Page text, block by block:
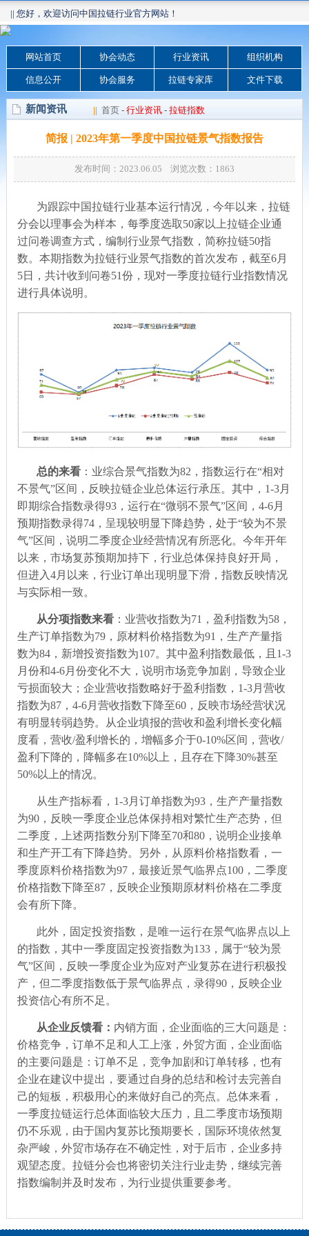
|| 您好，欢迎访问中国拉链行业官方网站！
网站首页 协会动态 行业资讯 组织机构
信息公开 协会服务 拉链专家库 文件下载
新闻资讯 || 首页- 行业资讯- 拉链指数
简报 | 2023年第一季度中国拉链景气指数报告
发布时间：2023.06.05 浏览次数： 1863
为跟踪中国拉链行业基本运行情况，今年以来，拉链
分会以理事会为样本，每季度选取50家以上拉链企业通
过问卷调查方式，编制行业景气指数，简称拉链50指
数。本期指数为拉链行业景气指数的首次发布，截至6月
5日，共计收到问卷51份，现对一季度拉链行业指数情况
进行具体说明。
总的来看：业综合景气指数为82 ，指数运行在“相对
不景气”区间，反映拉链企业总体运行承压。其中， 1-3月
即期综合指数录得93，运行在“微弱不景气”区间， 4-6月
预期指数录得74，呈现较明显下降趋势，处于“较为不景
气”区间，说明二季度企业经营情况有所恶化。今年开年
以来，市场复苏预期加持下，行业总体保持良好开局，
但进入4月以来，行业订单出现明显下滑，指数反映情况
与实际相一致。
从分项指数来看：业营收指数为71 ，盈利指数为58，
生产订单指数为79，原材料价格指数为91 ，生产产量指
数为84，新增投资指数为107。其中盈利指数最低，且 1-3
月份和4-6月份变化不大，说明市场竞争加剧，导致企业
亏损面较大；企业营收指数略好于盈利指数， 1-3月营收
指数为87， 4-6月营收指数下降至60，反映市场经营状况
有明显转弱趋势。从企业填报的营收和盈利增长变化幅
度看，营收/盈利增长的，增幅多介于0-10%区间，营收/
盈利下降的，降幅多在10%以上，且存在下降30%甚至
50%以上的情况。
从生产指标看， 1-3月订单指数为93，生产产量指数
为90，反映一季度企业总体保持相对繁忙生产态势，但
二季度，上述两指数分别下降至70和80，说明企业接单
和生产开工有下降趋势。另外，从原料价格指数看，一
季度原料价格指数为97，最接近景气临界点100，二季度
价格指数下降至87，反映企业预期原材料价格在二季度
会有所下降。
此外，固定投资指数，是唯一运行在景气临界点以上
的指数，其中一季度固定投资指数为133，属于“较为景
气”区间，反映一季度企业为应对产业复苏在进行积极投
产，但二季度指数低于景气临界点，录得90，反映企业
投资信心有所不足。
从企业反馈看： 内销方面，企业面临的三大问题是：
价格竞争，订单不足和人工上涨，外贸方面，企业面临
的主要问题是：订单不足，竞争加剧和订单转移，也有
企业在建议中提出，要通过自身的总结和检讨去完善自
己的短板，积极用心的来做好自己的亮点。总体来看，
一季度拉链运行总体面临较大压力，且二季度市场预期
仍不乐观，由于国内复苏比预期要长，国际环境依然复
杂严峻，外贸市场存在不确定性，对于后市，企业多持
观望态度。拉链分会也将密切关注行业走势，继续完善
指数编制并及时发布，为行业提供重要参考。